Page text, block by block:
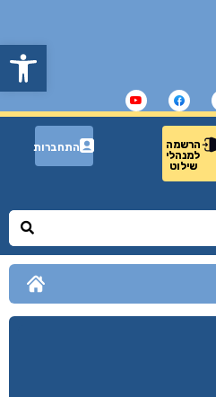
הרשמה
למנהלי
שילוט
התחברות